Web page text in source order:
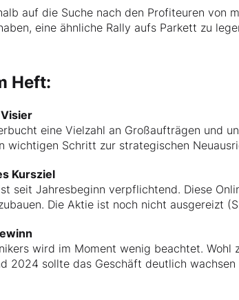
auf die Suche nach den Profiteuren von
eine ähnliche Rally aufs Parkett zu
Heft:
eine Vielzahl an Großaufträgen und
wichtigen Schritt zur strategischen
Kursziel
seit Jahresbeginn verpflichtend. Diese
Die Aktie ist noch nicht ausgereizt
wird im Moment wenig beachtet. Wohl
2024 sollte das Geschäft deutlich wachsen